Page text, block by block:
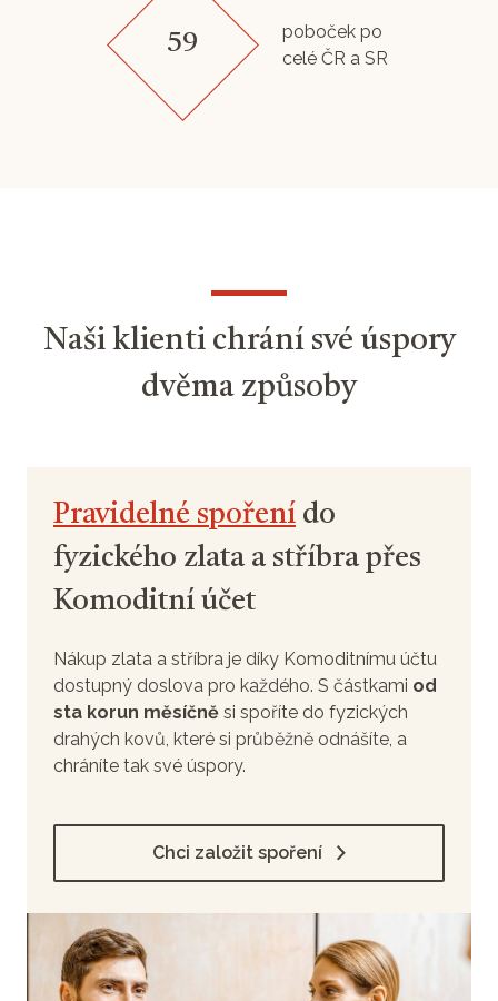
59
poboček po
celé ČR a SR
Naši klienti chrání své úspory
dvěma způsoby
Pravidelné spoření do
fyzického zlata a stříbra přes
Komoditní účet
Nákup zlata a stříbra je díky Komoditnímu účtu
dostupný doslova pro každého. S částkami od
sta korun měsíčně si spoříte do fyzických
drahých kovů, které si průběžně odnášíte, a
chráníte tak své úspory.
Chci založit spoření